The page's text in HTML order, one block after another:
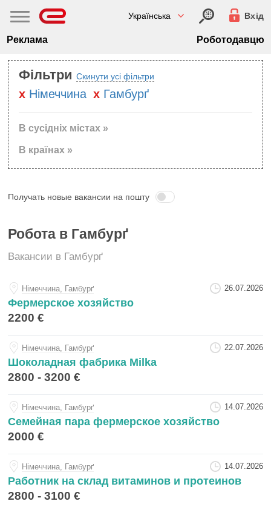
Українська Вхід
Реклама Роботодавцю
Фільтри Скинути усі фільтри
Нiмеччина Гамбурґ
В сусідніх містах »
В країнах »
Получать новые вакансии на пошту
Робота в Гамбурґ
Вакансии в Гамбурґ
Нiмеччина, Гамбурґ 26.07.2026
Фермерское хозяйство
2200 €
Нiмеччина, Гамбурґ 22.07.2026
Шоколадная фабрика Milka
2800 - 3200 €
Нiмеччина, Гамбурґ 14.07.2026
Семейная пара фермерское хозяйство
2000 €
Нiмеччина, Гамбурґ 14.07.2026
Работник на склад витаминов и протеинов
2800 - 3100 €